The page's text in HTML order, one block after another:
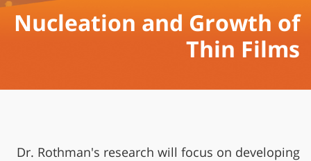
Nucleation and Growth of
Thin Films
Dr. Rothman's research will focus on developing